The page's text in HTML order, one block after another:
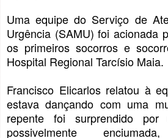
Uma equipe do Serviço de
Urgência (SAMU) foi acionada
os primeiros socorros e
Hospital Regional Tarcísio Maia.
Francisco Elicarlos relatou à
estava dançando com uma
repente foi surprendido por
possivelmente